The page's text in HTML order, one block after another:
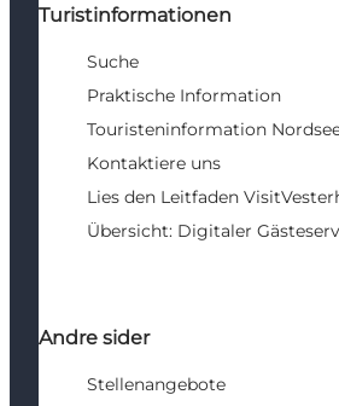
Turistinformationen
Suche
Praktische Information
Touristeninformation
Kontaktiere uns
Lies den Leitfaden
Übersicht: Digitaler
Andre sider
Stellenangebote